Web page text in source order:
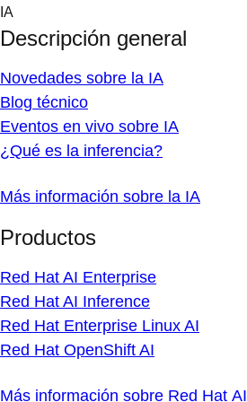
Skip
content
IA
Descripción general
Novedades sobre la IA
Blog técnico
Eventos en vivo sobre IA
¿Qué es la inferencia?
Más información sobre la IA
Productos
Red Hat AI Enterprise
Red Hat AI Inference
Red Hat Enterprise Linux AI
Red Hat OpenShift AI
Más información sobre Red Hat AI